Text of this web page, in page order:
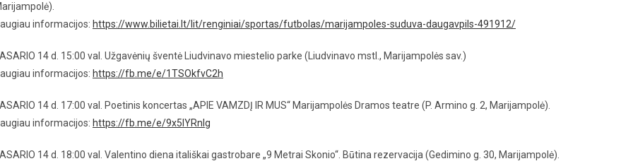
informacijos: https://www.bilietai.lt/lit/renginiai/sportas/futbolas/marijampoles-suduva-daugavpils-491912/
14 d. 15:00 val. Užgavėnių šventė Liudvinavo miestelio parke (Liudvinavo mstl., Marijampolės sav.)
informacijos: https://fb.me/e/1TSOkfvC2h
14 d. 17:00 val. Poetinis koncertas „APIE VAMZDĮ IR MUS“ Marijampolės Dramos teatre (P. Armino g. 2, Marijampolė).
informacijos: https://fb.me/e/9x5IYRnlg
14 d. 18:00 val. Valentino diena itališkai gastrobare „9 Metrai Skonio“. Būtina rezervacija (Gedimino g. 30, Marijampolė).